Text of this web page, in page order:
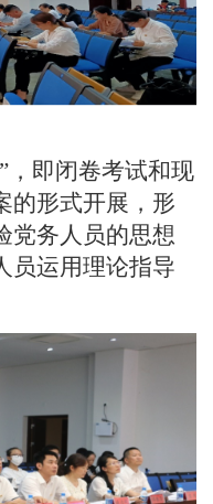
，即闭卷考试和现
的形式开展，形
党务人员的思想
员运用理论指导